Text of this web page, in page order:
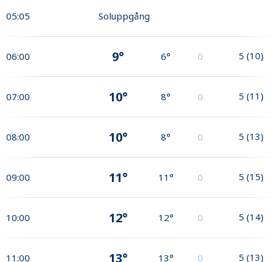
05:05 Soluppgång
06:00 9° 6° 0 5 (10)
07:00 10° 8° 0 5 (11)
08:00 10° 8° 0 5 (13)
09:00 11° 11° 0 5 (15)
10:00 12° 12° 0 5 (14)
11:00 13° 13° 0 5 (13)